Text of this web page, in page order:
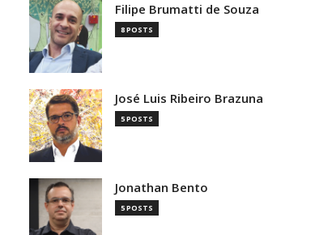
Filipe Brumatti de Souza
8 POSTS
José Luis Ribeiro Brazuna
5 POSTS
Jonathan Bento
5 POSTS